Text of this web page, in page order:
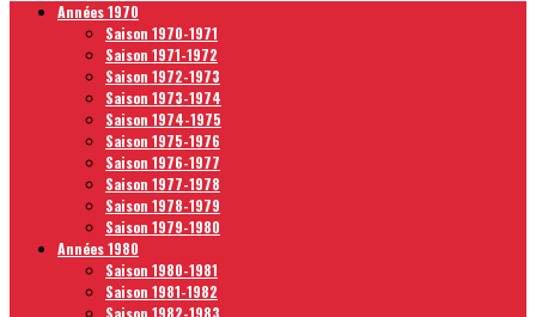
Années 1970
Saison 1970-1971
Saison 1971-1972
Saison 1972-1973
Saison 1973-1974
Saison 1974-1975
Saison 1975-1976
Saison 1976-1977
Saison 1977-1978
Saison 1978-1979
Saison 1979-1980
Années 1980
Saison 1980-1981
Saison 1981-1982
Saison 1982-1983